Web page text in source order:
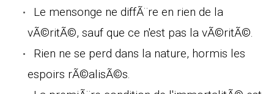
Le mensonge ne diffÃ¨re en rien de la
vÃ©ritÃ©, sauf que ce n'est pas la vÃ©ritÃ©.
Rien ne se perd dans la nature, hormis les
espoirs rÃ©alisÃ©s.